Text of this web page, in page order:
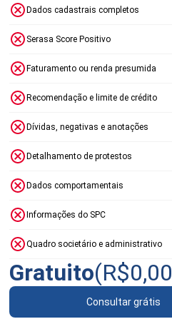
Dados cadastrais completos
Serasa Score Positivo
Faturamento ou renda presumida
Recomendação e limite de crédito
Dívidas, negativas e anotações
Detalhamento de protestos
Dados comportamentais
Informações do SPC
Quadro societário e administrativo
Gratuito(R$0,00
Consultar grátis